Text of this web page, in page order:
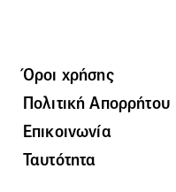
Όροι χρήσης
Πολιτική Απορρήτου
Επικοινωνία
Ταυτότητα